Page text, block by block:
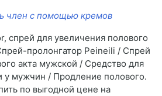
член с помощью кремов
спрей для увеличения полового
пролонгатор Peineili / Спрей
акта мужской / Средство для
у мужчин / Продление полового.
по выгодной цене на